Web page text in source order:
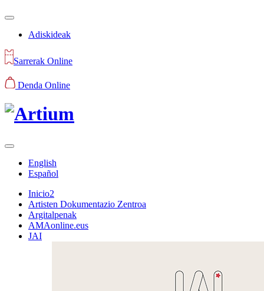
Adiskideak
Sarrerak Online
Denda Online
English
Español
Inicio2
Artisten Dokumentazio Zentroa
Argitalpenak
AMAonline.eus
JAI